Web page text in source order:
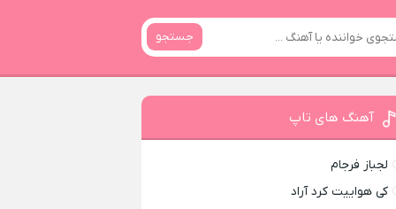
جستجو
آهنگ های تاپ
لجباز فرجام
کی هواییت کرد آراد